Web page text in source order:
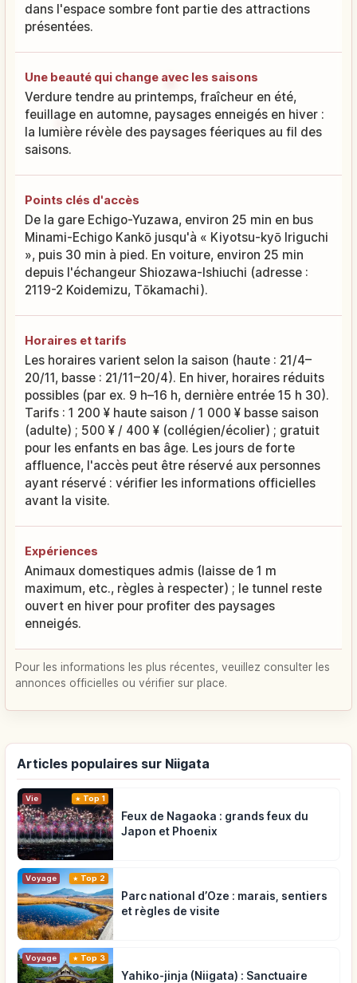
dans l'espace sombre font partie des attractions
présentées.
Une beauté qui change avec les saisons
Verdure tendre au printemps, fraîcheur en été,
feuillage en automne, paysages enneigés en hiver :
la lumière révèle des paysages féeriques au fil des
saisons.
Points clés d'accès
De la gare Echigo-Yuzawa, environ 25 min en bus
Minami-Echigo Kankō jusqu'à « Kiyotsu-kyō Iriguchi
», puis 30 min à pied. En voiture, environ 25 min
depuis l'échangeur Shiozawa-Ishiuchi (adresse :
2119-2 Koidemizu, Tōkamachi).
Horaires et tarifs
Les horaires varient selon la saison (haute : 21/4–
20/11, basse : 21/11–20/4). En hiver, horaires réduits
possibles (par ex. 9 h–16 h, dernière entrée 15 h 30).
Tarifs : 1 200 ¥ haute saison / 1 000 ¥ basse saison
(adulte) ; 500 ¥ / 400 ¥ (collégien/écolier) ; gratuit
pour les enfants en bas âge. Les jours de forte
affluence, l'accès peut être réservé aux personnes
ayant réservé : vérifier les informations officielles
avant la visite.
Expériences
Animaux domestiques admis (laisse de 1 m
maximum, etc., règles à respecter) ; le tunnel reste
ouvert en hiver pour profiter des paysages
enneigés.
Pour les informations les plus récentes, veuillez consulter les
annonces officielles ou vérifier sur place.
Articles populaires sur Niigata
Vie Top 1
Feux de Nagaoka : grands feux du
Japon et Phoenix
Voyage Top 2
Parc national d’Oze : marais, sentiers
et règles de visite
Voyage Top 3
Yahiko-jinja (Niigata) : Sanctuaire